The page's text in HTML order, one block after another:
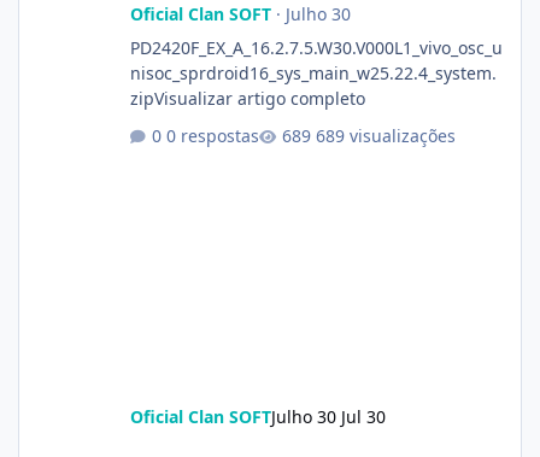
Oficial Clan SOFT· Julho 30
PD2420F_EX_A_16.2.7.5.W30.V000L1_vivo_osc_u
nisoc_sprdroid16_sys_main_w25.22.4_system.
zipVisualizar artigo completo
0 respostas
689 visualizações
Oficial Clan SOFTJulho 30 Jul 30